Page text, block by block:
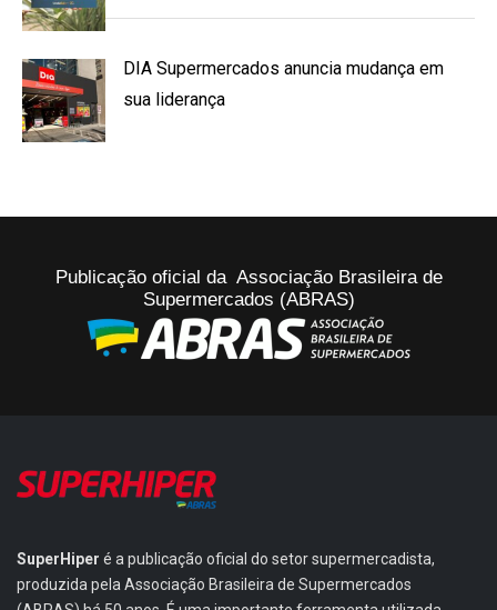
DIA Supermercados anuncia mudança em
sua liderança
Publicação oficial da Associação Brasileira de
Supermercados (ABRAS)
SuperHiper é a publicação oficial do setor supermercadista,
produzida pela Associação Brasileira de Supermercados